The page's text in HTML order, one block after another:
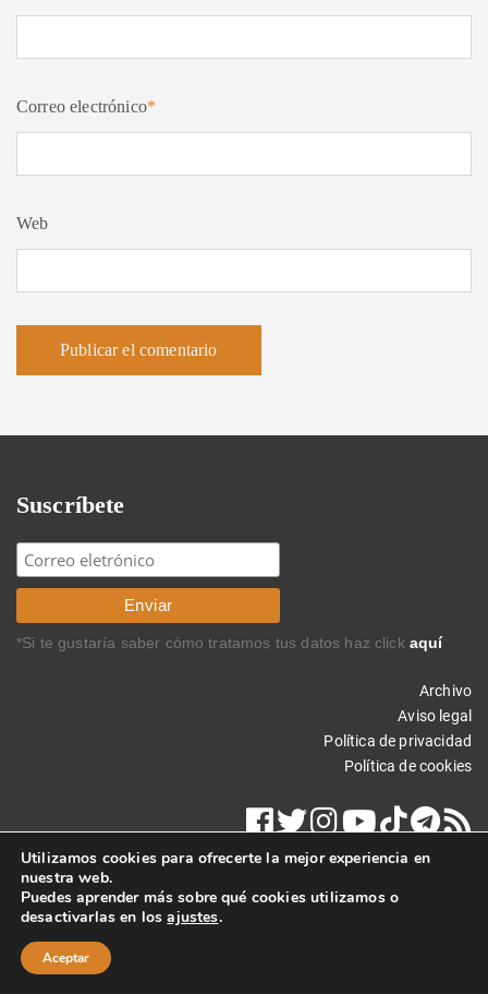
Correo electrónico*
Web
Suscríbete
*Si te gustaría saber cómo tratamos tus datos haz click aquí
Archivo
Aviso legal
Política de privacidad
Política de cookies
Copyright © 2014 Carlos Rodríguez Braun. Todos los derechos
reservados.
Utilizamos cookies para ofrecerte la mejor experiencia en
nuestra web.
Puedes aprender más sobre qué cookies utilizamos o
desactivarlas en losajustes.
Aceptar